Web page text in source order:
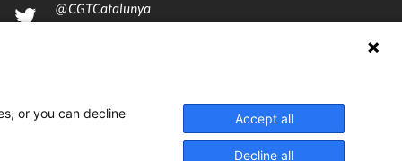
@CGTCatalunya
cgtcatalunya
or you can decline
Accept all
Decline all